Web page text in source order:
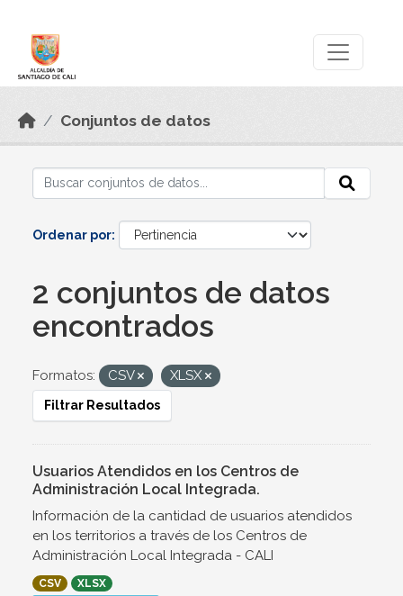
Conjuntos de datos
Ordenar por
2 conjuntos de datos
encontrados
Formatos: CSV XLSX
Filtrar Resultados
Usuarios Atendidos en los Centros de
Administración Local Integrada.
Información de la cantidad de usuarios atendidos
en los territorios a través de los Centros de
Administración Local Integrada - CALI
CSV
XLSX